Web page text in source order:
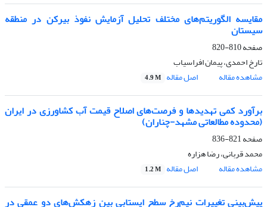
مقایسه الگوریتم‌های مختلف تحلیل آزمایش نفوذ بیرکن در منطقه
سیستان
صفحه810-820
تارخ احمدی، پیمان افراسیاب
مشاهده مقاله
اصل مقاله 4.9 M
برآورد کمی تهدیدها و فرصت‌های اصلاح قیمت آب کشاورزی در ایران
(محدوده مطالعاتی مشهد-چناران)
صفحه821-836
محمد قربانی، رضا هزاره
مشاهده مقاله
اصل مقاله 1.2 M
پیش‌بینی تغییرات نیم‌رخ سطح ایستابی بین زهکش‌های دو عمقی در